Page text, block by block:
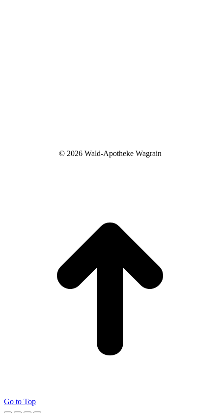
© 2026 Wald-Apotheke Wagrain
Go to Top